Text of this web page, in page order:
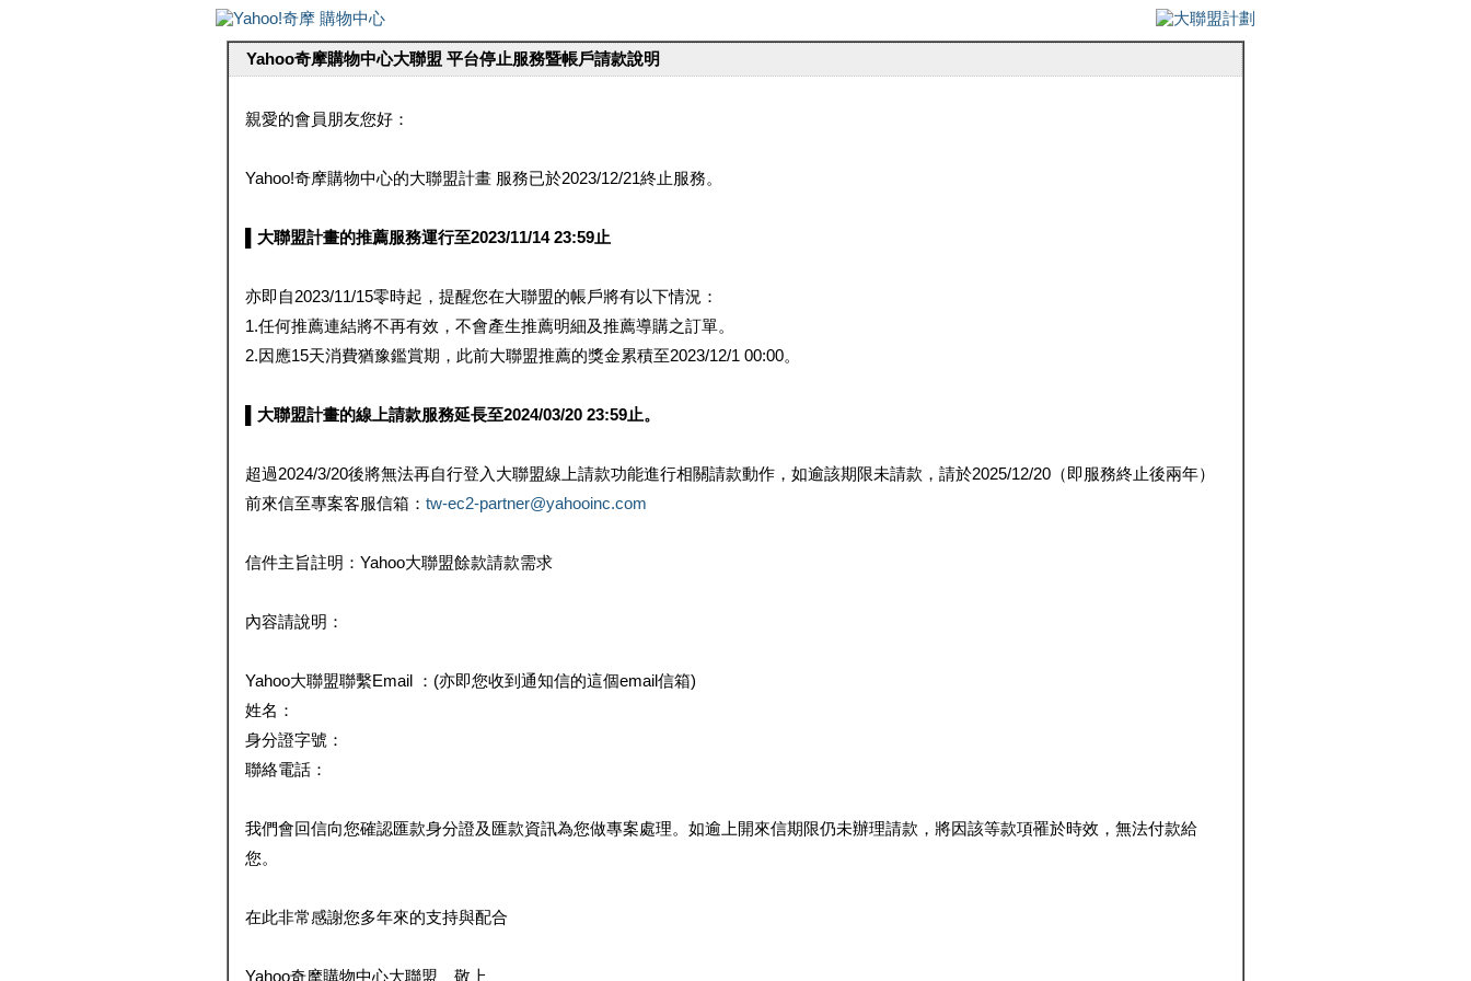
Yahoo奇摩購物中心大聯盟 平台停止服務暨帳戶請款說明
親愛的會員朋友您好：
Yahoo!奇摩購物中心的大聯盟計畫 服務已於2023/12/21終止服務。
▌大聯盟計畫的推薦服務運行至2023/11/14 23:59止
亦即自2023/11/15零時起，提醒您在大聯盟的帳戶將有以下情況：
1.任何推薦連結將不再有效，不會產生推薦明細及推薦導購之訂單。
2.因應15天消費猶豫鑑賞期，此前大聯盟推薦的獎金累積至2023/12/1 00:00。
▌大聯盟計畫的線上請款服務延長至2024/03/20 23:59止。
超過2024/3/20後將無法再自行登入大聯盟線上請款功能進行相關請款動作，如逾該期限未請款，請於2025/12/20（即服務終止後兩年）
前來信至專案客服信箱： tw-ec2-partner@yahooinc.com
信件主旨註明：Yahoo大聯盟餘款請款需求
內容請說明：
Yahoo大聯盟聯繫Email ：(亦即您收到通知信的這個email信箱)
姓名：
身分證字號：
聯絡電話：
我們會回信向您確認匯款身分證及匯款資訊為您做專案處理。如逾上開來信期限仍未辦理請款，將因該等款項罹於時效，無法付款給
您。
在此非常感謝您多年來的支持與配合
Yahoo奇摩購物中心大聯盟 敬上